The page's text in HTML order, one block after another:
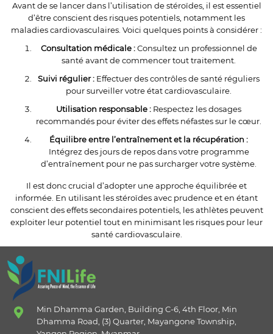
Avant de se lancer dans l’utilisation de stéroïdes, il est essentiel
d’être conscient des risques potentiels, notamment les
maladies cardiovasculaires. Voici quelques points à considérer :
Consultation médicale :Consultez un professionnel de
santé avant de commencer tout traitement.
Suivi régulier : Effectuer des contrôles de santé réguliers
pour surveiller votre état cardiovasculaire.
Utilisation responsable : Respectez les dosages
recommandés pour éviter des effets néfastes sur le cœur.
Équilibre entre l’entraînement et la récupération :
Intégrez des jours de repos dans votre programme
d’entraînement pour ne pas surcharger votre système.
Il est donc crucial d’adopter une approche équilibrée et
informée. En utilisant les stéroïdes avec prudence et en étant
conscient des effets secondaires potentiels, les athlètes peuvent
exploiter leur potentiel tout en minimisant les risques pour leur
santé cardiovasculaire.
Min Dhamma Garden, Building C-6, 4th Floor, Min
Dhamma Road, (3) Quarter, Mayangone Township,